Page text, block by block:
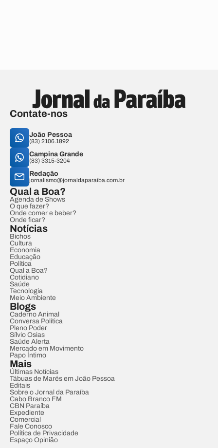
Contate-nos
João Pessoa
(83) 2106.1892
Campina Grande
(83) 3315-3204
Redação
jornalismo@jornaldaparaiba.com.br
Qual a Boa?
Agenda de Shows
O que fazer?
Onde comer e beber?
Onde ficar?
Notícias
Bichos
Cultura
Economia
Educação
Política
Qual a Boa?
Cotidiano
Saúde
Tecnologia
Meio Ambiente
Blogs
Caderno Animal
Conversa Política
Pleno Poder
Sílvio Osias
Saúde Alerta
Mercado em Movimento
Papo Íntimo
Mais
Últimas Notícias
Tábuas de Marés em João Pessoa
Editais
Sobre o Jornal da Paraíba
Cabo Branco FM
CBN Paraíba
Expediente
Comercial
Fale Conosco
Política de Privacidade
Espaço Opinião